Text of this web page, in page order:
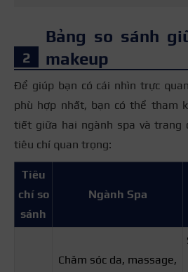
Bảng so sánh
makeup
Để giúp bạn có cái nhìn trực
phù hợp nhất, bạn có thể tham
tiết giữa hai ngành spa và trang
tiêu chí quan trọng:
Tiêu
chí so
sánh
Ngành Spa
Chăm sóc da, massage,